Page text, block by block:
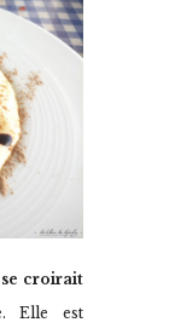
se croirait
Elle est